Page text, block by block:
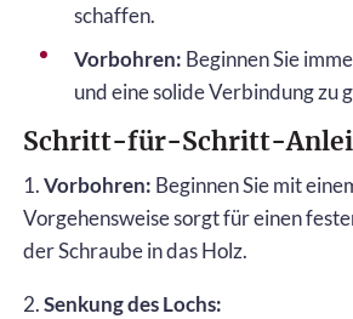
schaffen.
Vorbohren: Beginnen Sie
und eine solide Verbindung zu
Schritt-für-Schritt-
1.Vorbohren: Beginnen Sie mit
Vorgehensweise sorgt für einen
der Schraube in das Holz.
2.Senkung des Lochs: